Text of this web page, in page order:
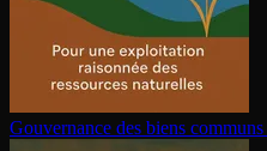
Gouvernance des biens communs